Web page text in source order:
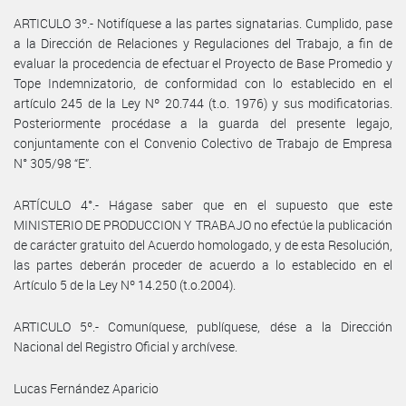
ARTICULO 3º.- Notifíquese a las partes signatarias. Cumplido, pase
a la Dirección de Relaciones y Regulaciones del Trabajo, a fin de
evaluar la procedencia de efectuar el Proyecto de Base Promedio y
Tope Indemnizatorio, de conformidad con lo establecido en el
artículo 245 de la Ley Nº 20.744 (t.o. 1976) y sus modificatorias.
Posteriormente procédase a la guarda del presente legajo,
conjuntamente con el Convenio Colectivo de Trabajo de Empresa
N° 305/98 “E”.
ARTÍCULO 4°.- Hágase saber que en el supuesto que este
MINISTERIO DE PRODUCCION Y TRABAJO no efectúe la publicación
de carácter gratuito del Acuerdo homologado, y de esta Resolución,
las partes deberán proceder de acuerdo a lo establecido en el
Artículo 5 de la Ley Nº 14.250 (t.o.2004).
ARTICULO 5º.- Comuníquese, publíquese, dése a la Dirección
Nacional del Registro Oficial y archívese.
Lucas Fernández Aparicio